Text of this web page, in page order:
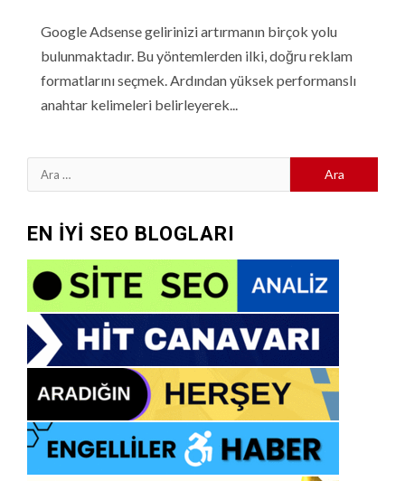
Google Adsense gelirinizi artırmanın birçok yolu
bulunmaktadır. Bu yöntemlerden ilki, doğru reklam
formatlarını seçmek. Ardından yüksek performanslı
anahtar kelimeleri belirleyerek...
Arama:
EN İYİ SEO BLOGLARI